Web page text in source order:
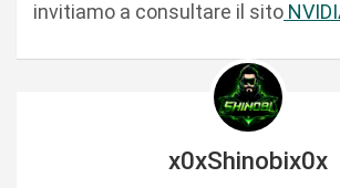
invitiamo a consultare il sito
x0xShinobix0x